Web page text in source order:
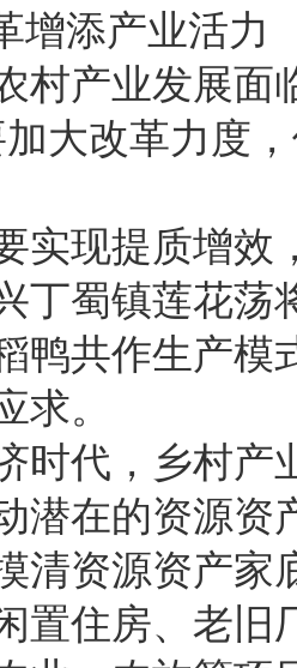
添产业活力
产业发展面
大改革力度
现提质增效
丁蜀镇莲花荡
鸭共作生产模
求。
代，乡村产业
潜在的资源资
清资源资产家
置住房、老旧